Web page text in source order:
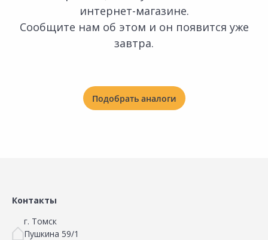
интернет-магазине.
Сообщите нам об этом и он появится уже
завтра.
Подобрать аналоги
Контакты
г. Томск
Пушкина 59/1